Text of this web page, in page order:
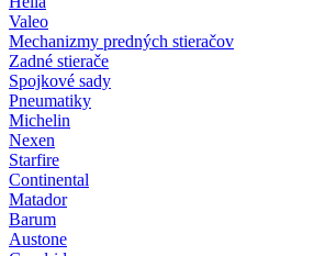
Valeo
Mechanizmy predných stieračov
Zadné stierače
Spojkové sady
Pneumatiky
Michelin
Nexen
Starfire
Continental
Matador
Barum
Austone